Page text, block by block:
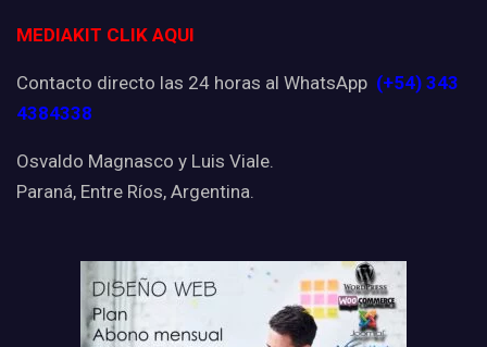
MEDIAKIT CLIK AQUI
Contacto directo las 24 horas al WhatsApp (+54) 343
4384338
Osvaldo Magnasco y Luis Viale.
Paraná, Entre Ríos, Argentina.